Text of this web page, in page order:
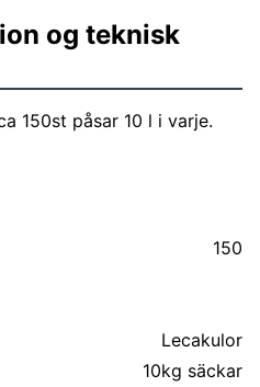
og teknisk
150st påsar 10 l i varje.
150
Lecakulor
10kg säckar